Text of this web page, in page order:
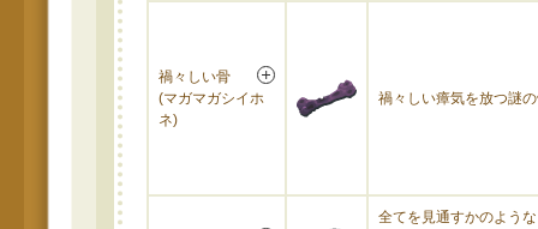
禍々しい骨
(マガマガシイホ
ネ)
禍々しい瘴気を放つ謎
全てを見通すかのよう